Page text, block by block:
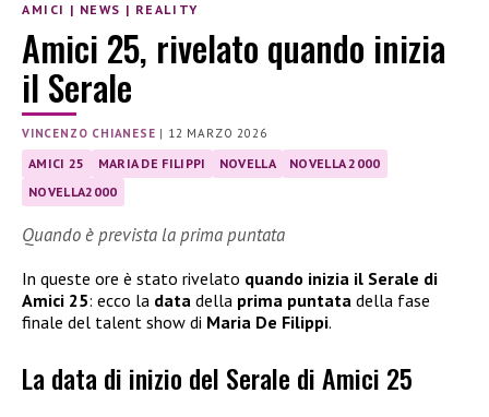
AMICI | NEWS | REALITY
Amici 25, rivelato quando inizia
il Serale
VINCENZO CHIANESE | 12 MARZO 2026
AMICI 25 MARIA DE FILIPPI NOVELLA
NOVELLA 2000
NOVELLA2000
Quando è prevista la prima puntata
In queste ore è stato rivelato quando inizia il Serale di
Amici 25: ecco la data della prima puntata della fase
finale del talent show di Maria De Filippi.
La data di inizio del Serale di Amici 25